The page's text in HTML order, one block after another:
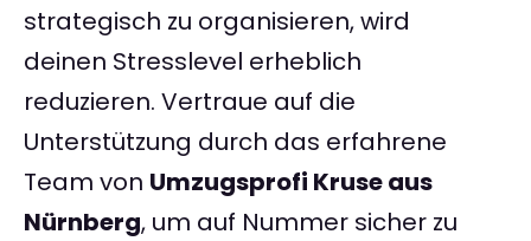
strategisch zu organisieren, wird
deinen Stresslevel erheblich
reduzieren. Vertraue auf die
Unterstützung durch das erfahrene
Team von Umzugsprofi Kruse aus
Nürnberg, um auf Nummer sicher zu